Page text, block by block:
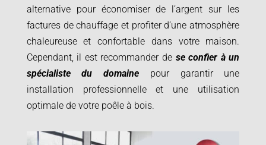
alternative pour économiser de l’argent sur les
factures de chauffage et profiter d’une atmosphère
chaleureuse et confortable dans votre maison.
Cependant, il est recommander de se confier à un
spécialiste du domaine pour garantir une
installation professionnelle et une utilisation
optimale de votre poêle à bois.